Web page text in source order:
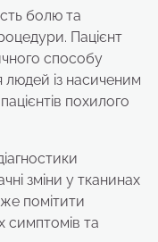
болю та
Пацієнт
способу
із насиченим
похилого
зміни у тканинах
помітити
та